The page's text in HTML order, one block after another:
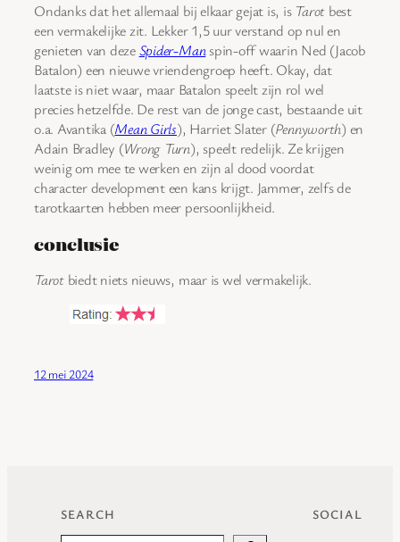
Ondanks dat het allemaal bij elkaar gejat is, is Tarot best
een vermakelijke zit. Lekker 1,5 uur verstand op nul en
genieten van dezeSpider-Manspin-off waarin Ned (Jacob
Batalon) een nieuwe vriendengroep heeft. Okay, dat
laatste is niet waar, maar Batalon speelt zijn rol wel
precies hetzelfde. De rest van de jonge cast, bestaande uit
o.a. Avantika (Mean Girls), Harriet Slater (Pennyworth) en
Adain Bradley (Wrong Turn), speelt redelijk. Ze krijgen
weinig om mee te werken en zijn al dood voordat
character development een kans krijgt. Jammer, zelfs de
tarotkaarten hebben meer persoonlijkheid.
conclusie
Tarotbiedt niets nieuws, maar is wel vermakelijk.
12 mei 2024
SEARCH SOCIAL